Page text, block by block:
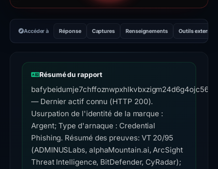
Accéder à Réponse Captures Renseignements Outils externes
Résumé du rapport
— Dernier actif connu (HTTP 200).
Usurpation de l'identité de la marque :
Argent; Type d'arnaque : Credential
Phishing. Résumé des preuves: VT 20/95
(ADMINUSLabs, alphaMountain.ai, ArcSight
Threat Intelligence, BitDefender, CyRadar);